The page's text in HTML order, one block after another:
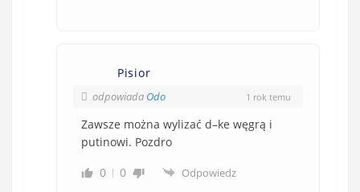
Pisior
odpowiada Odo 1 rok temu
Zawsze można wylizać d–ke węgrą i
putinowi. Pozdro
0
0 Odpowiedz